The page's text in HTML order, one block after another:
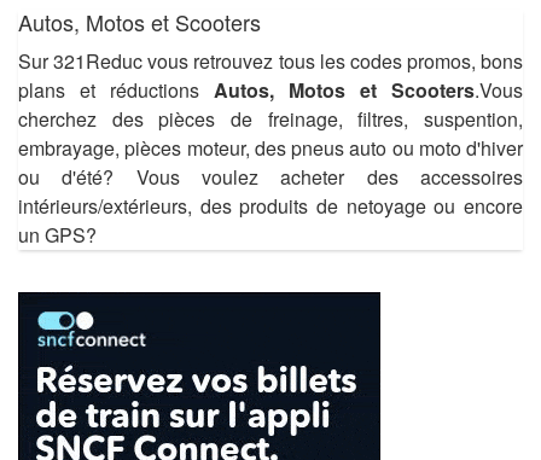
Autos, Motos et Scooters
Sur 321Reduc vous retrouvez tous les codes promos, bons
plans et réductions Autos, Motos et Scooters.Vous
cherchez des pièces de freinage, filtres, suspention,
embrayage, pièces moteur, des pneus auto ou moto d'hiver
ou d'été? Vous voulez acheter des accessoires
intérieurs/extérieurs, des produits de netoyage ou encore
un GPS?